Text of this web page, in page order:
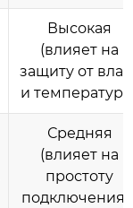
Высокая
(влияет на
защиту от
и
Средняя
(влияет на
простоту
подключения